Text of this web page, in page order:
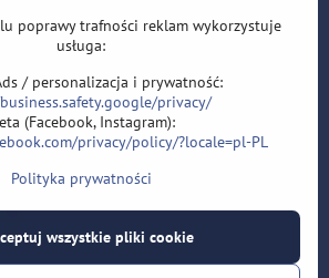
30, 700 30
jest
przez opcje
poprawy trafności reklam wykorzystuje
usługa:
/ personalizacja i prywatność:
privacy/
(Facebook, Instagram):
privacy/policy/?locale=pl-PL
Polityka prywatności
wszystkie pliki cookie